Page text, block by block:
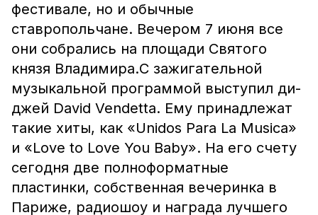
фестивале, но и обычные
ставропольчане. Вечером 7 июня все
они собрались на площади Святого
князя Владимира.С зажигательной
музыкальной программой выступил ди-
джей David Vendetta. Ему принадлежат
такие хиты, как «Unidos Para La Musica»
и «Love to Love You Baby». На его счету
сегодня две полноформатные
пластинки, собственная вечеринка в
Париже, радиошоу и награда лучшего